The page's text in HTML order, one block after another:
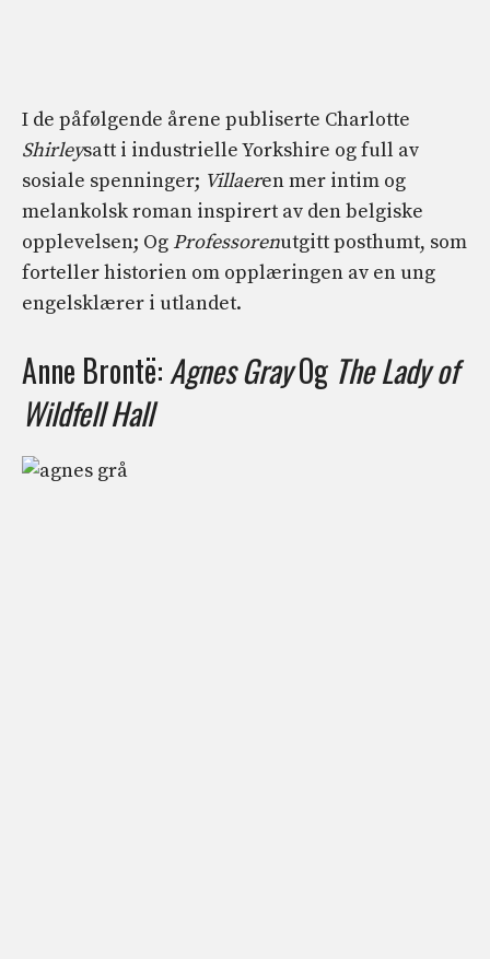
I de påfølgende årene publiserte Charlotte
Shirleysatt i industrielle Yorkshire og full av
sosiale spenninger; Villaeren mer intim og
melankolsk roman inspirert av den belgiske
opplevelsen; Og Professorenutgitt posthumt, som
forteller historien om opplæringen av en ung
engelsklærer i utlandet.
Anne Brontë:Agnes GrayOg The Lady of
Wildfell Hall